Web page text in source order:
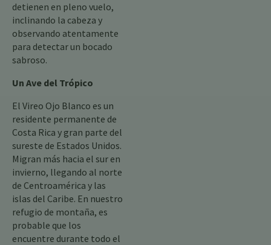
detienen en pleno vuelo,
inclinando la cabeza y
observando atentamente
para detectar un bocado
sabroso.
Un Ave del Trópico
El Vireo Ojo Blanco es un
residente permanente de
Costa Rica y gran parte del
sureste de Estados Unidos.
Migran más hacia el sur en
invierno, llegando al norte
de Centroamérica y las
islas del Caribe. En nuestro
refugio de montaña, es
probable que los
encuentre durante todo el